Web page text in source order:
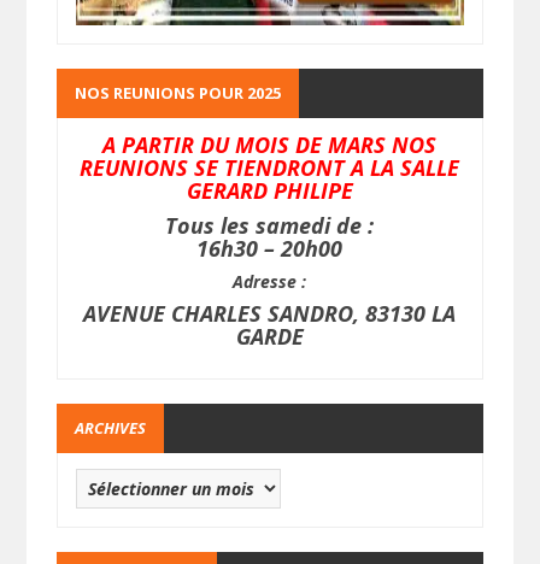
NOS REUNIONS POUR 2025
A PARTIR DU MOIS DE MARS NOS
REUNIONS SE TIENDRONT A LA SALLE
GERARD PHILIPE
Tous les samedi de :
16h30 – 20h00
Adresse :
AVENUE CHARLES SANDRO, 83130 LA
GARDE
ARCHIVES